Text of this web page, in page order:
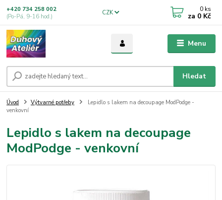
Menu
CZK
Hledat
+420 734 258 002
(Po-Pá, 9-16 hod.)
0 ks
za 0 Kč
Úvod Výtvarné potřeby
Lepidlo s lakem na decoupage ModPodge -
venkovní
Lepidlo s lakem na decoupage
ModPodge - venkovní